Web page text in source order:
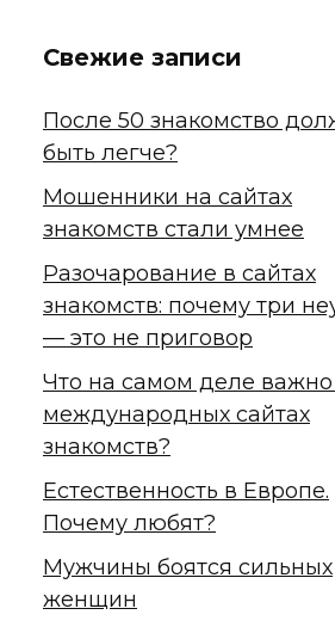
Свежие записи
После 50 знакомство
быть легче?
Мошенники на сайтах
знакомств стали умнее
Разочарование в сайтах
знакомств: почему три
— это не приговор
Что на самом деле важно
международных сайтах
знакомств?
Естественность в Европе.
Почему любят?
Мужчины боятся сильных
женщин